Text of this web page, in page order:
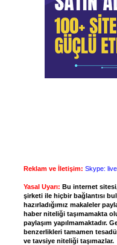
Reklam ve İletişim: Skype:
Yasal Uyarı: Bu internet
şirketi ile hiçbir bağlantısı
hazırladığımız makaleler
haber niteliği taşımamakta
paylaşım yapılmamaktadır.
benzerlikleri tamamen
ve tavsiye niteliği taşımazlar.